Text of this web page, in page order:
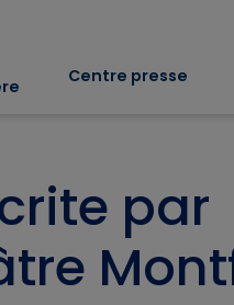
Centre presse
par